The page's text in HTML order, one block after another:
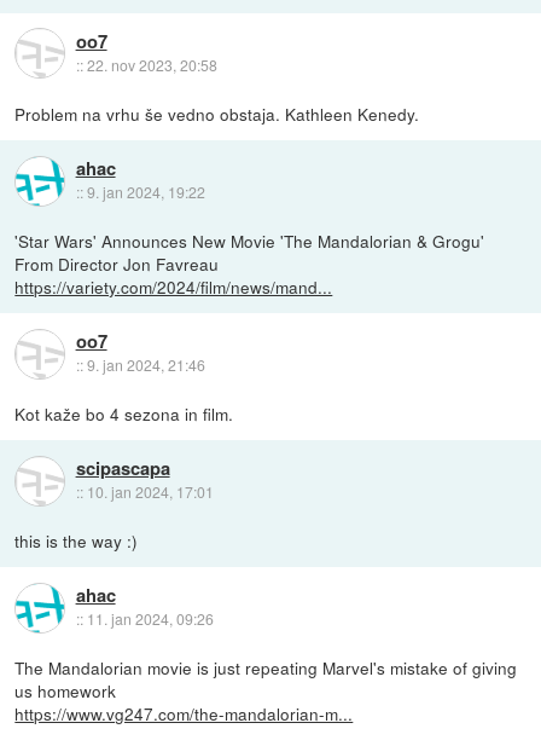
oo7
::22. nov 2023, 20:58
Problem na vrhu še vedno obstaja. Kathleen Kenedy.
ahac
::9. jan 2024, 19:22
'Star Wars' Announces New Movie 'The Mandalorian & Grogu'
From Director Jon Favreau
https://variety.com/2024/film/news/mand...
oo7
::9. jan 2024, 21:46
Kot kaže bo 4 sezona in film.
scipascapa
:: 10. jan 2024, 17:01
this is the way :)
ahac
:: 11. jan 2024, 09:26
The Mandalorian movie is just repeating Marvel's mistake of giving
us homework
https://www.vg247.com/the-mandalorian-m...